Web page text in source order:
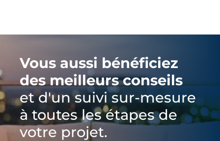
Vous aussi bénéficiez
des meilleurs conseils
et d'un suivi sur-mesure
à toutes les étapes de
votre projet.